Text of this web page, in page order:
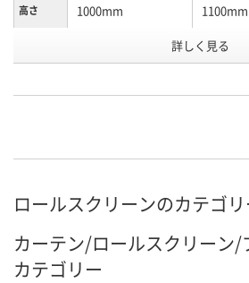
高さ 1000mm 1100mm
H611021
カゴへ
詳しく見る
ロールスクリーンのカテゴリ
カーテン/ロールスクリーン/
カテゴリー